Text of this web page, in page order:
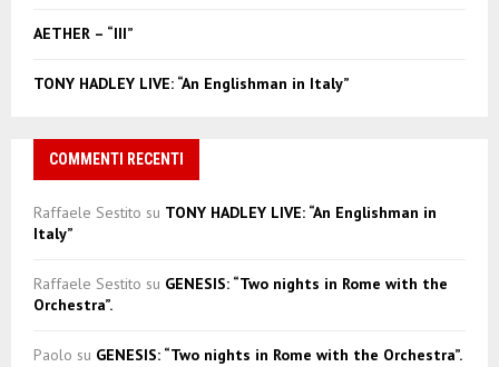
AETHER – “III”
TONY HADLEY LIVE: “An Englishman in Italy”
COMMENTI RECENTI
Raffaele Sestito su TONY HADLEY LIVE: “An Englishman in
Italy”
Raffaele Sestito su GENESIS: “Two nights in Rome with the
Orchestra”.
Paolo su GENESIS: “Two nights in Rome with the Orchestra”.